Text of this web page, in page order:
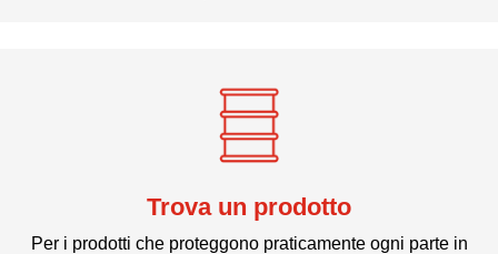
Trova un prodotto
Per i prodotti che proteggono praticamente ogni parte in